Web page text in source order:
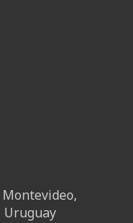
Montevideo,
Uruguay